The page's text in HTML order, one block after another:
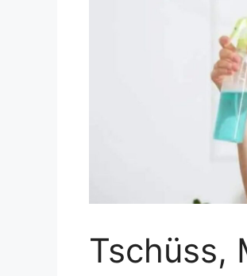
Tschüss,